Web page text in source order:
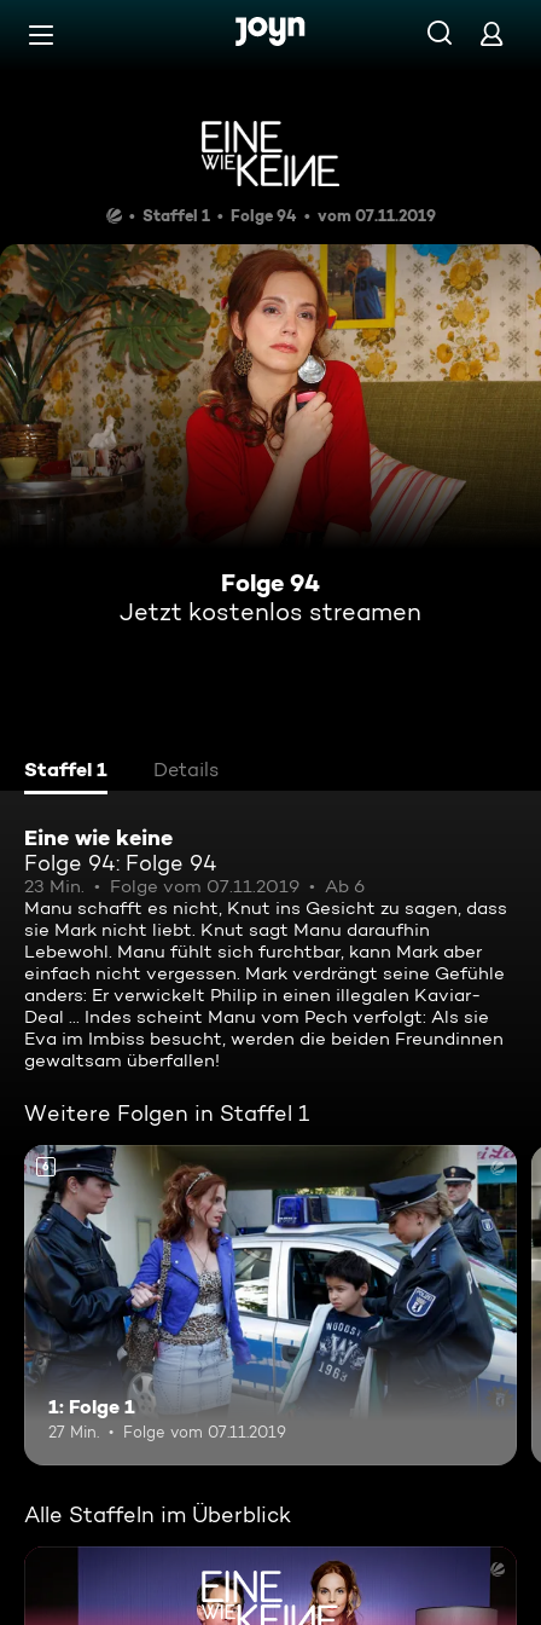
Zum Inhalt springen
Folge 94
Staffel 1 Folge 94 vom 07.11.2019
Folge 94
Jetzt kostenlos streamen
Staffel 1 Details
Eine wie keine
Folge 94: Folge 94
23 Min. Folge vom 07.11.2019
Ab 6
Manu schafft es nicht, Knut ins Gesicht zu sagen, dass
sie Mark nicht liebt. Knut sagt Manu daraufhin
Lebewohl. Manu fühlt sich furchtbar, kann Mark aber
einfach nicht vergessen. Mark verdrängt seine Gefühle
anders: Er verwickelt Philip in einen illegalen Kaviar-
Deal ... Indes scheint Manu vom Pech verfolgt: Als sie
Eva im Imbiss besucht, werden die beiden Freundinnen
gewaltsam überfallen!
Weitere Folgen in Staffel 1
6
1: Folge 1
27 Min. Folge vom 07.11.2019
Alle Staffeln im Überblick